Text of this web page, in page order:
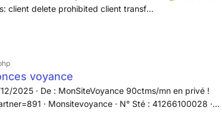
client delete prohibited client transfer
· Country: FR · Email:
registered-domain/
voyance
2025 · De : MonSiteVoyance 90ctms/mn en privé !
· Monsitevoyance · N° Sté : 41266100028 ·